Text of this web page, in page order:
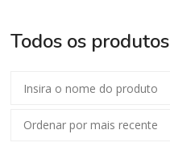
Todos os produtos